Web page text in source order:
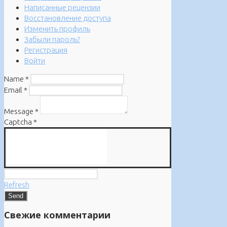
Написанные рецензии
Восстановление доступа
Изменить профиль
Забыли пароль?
Регистрация
Войти
Name *
Email *
Message *
Captcha *
Refresh
Свежие комментарии